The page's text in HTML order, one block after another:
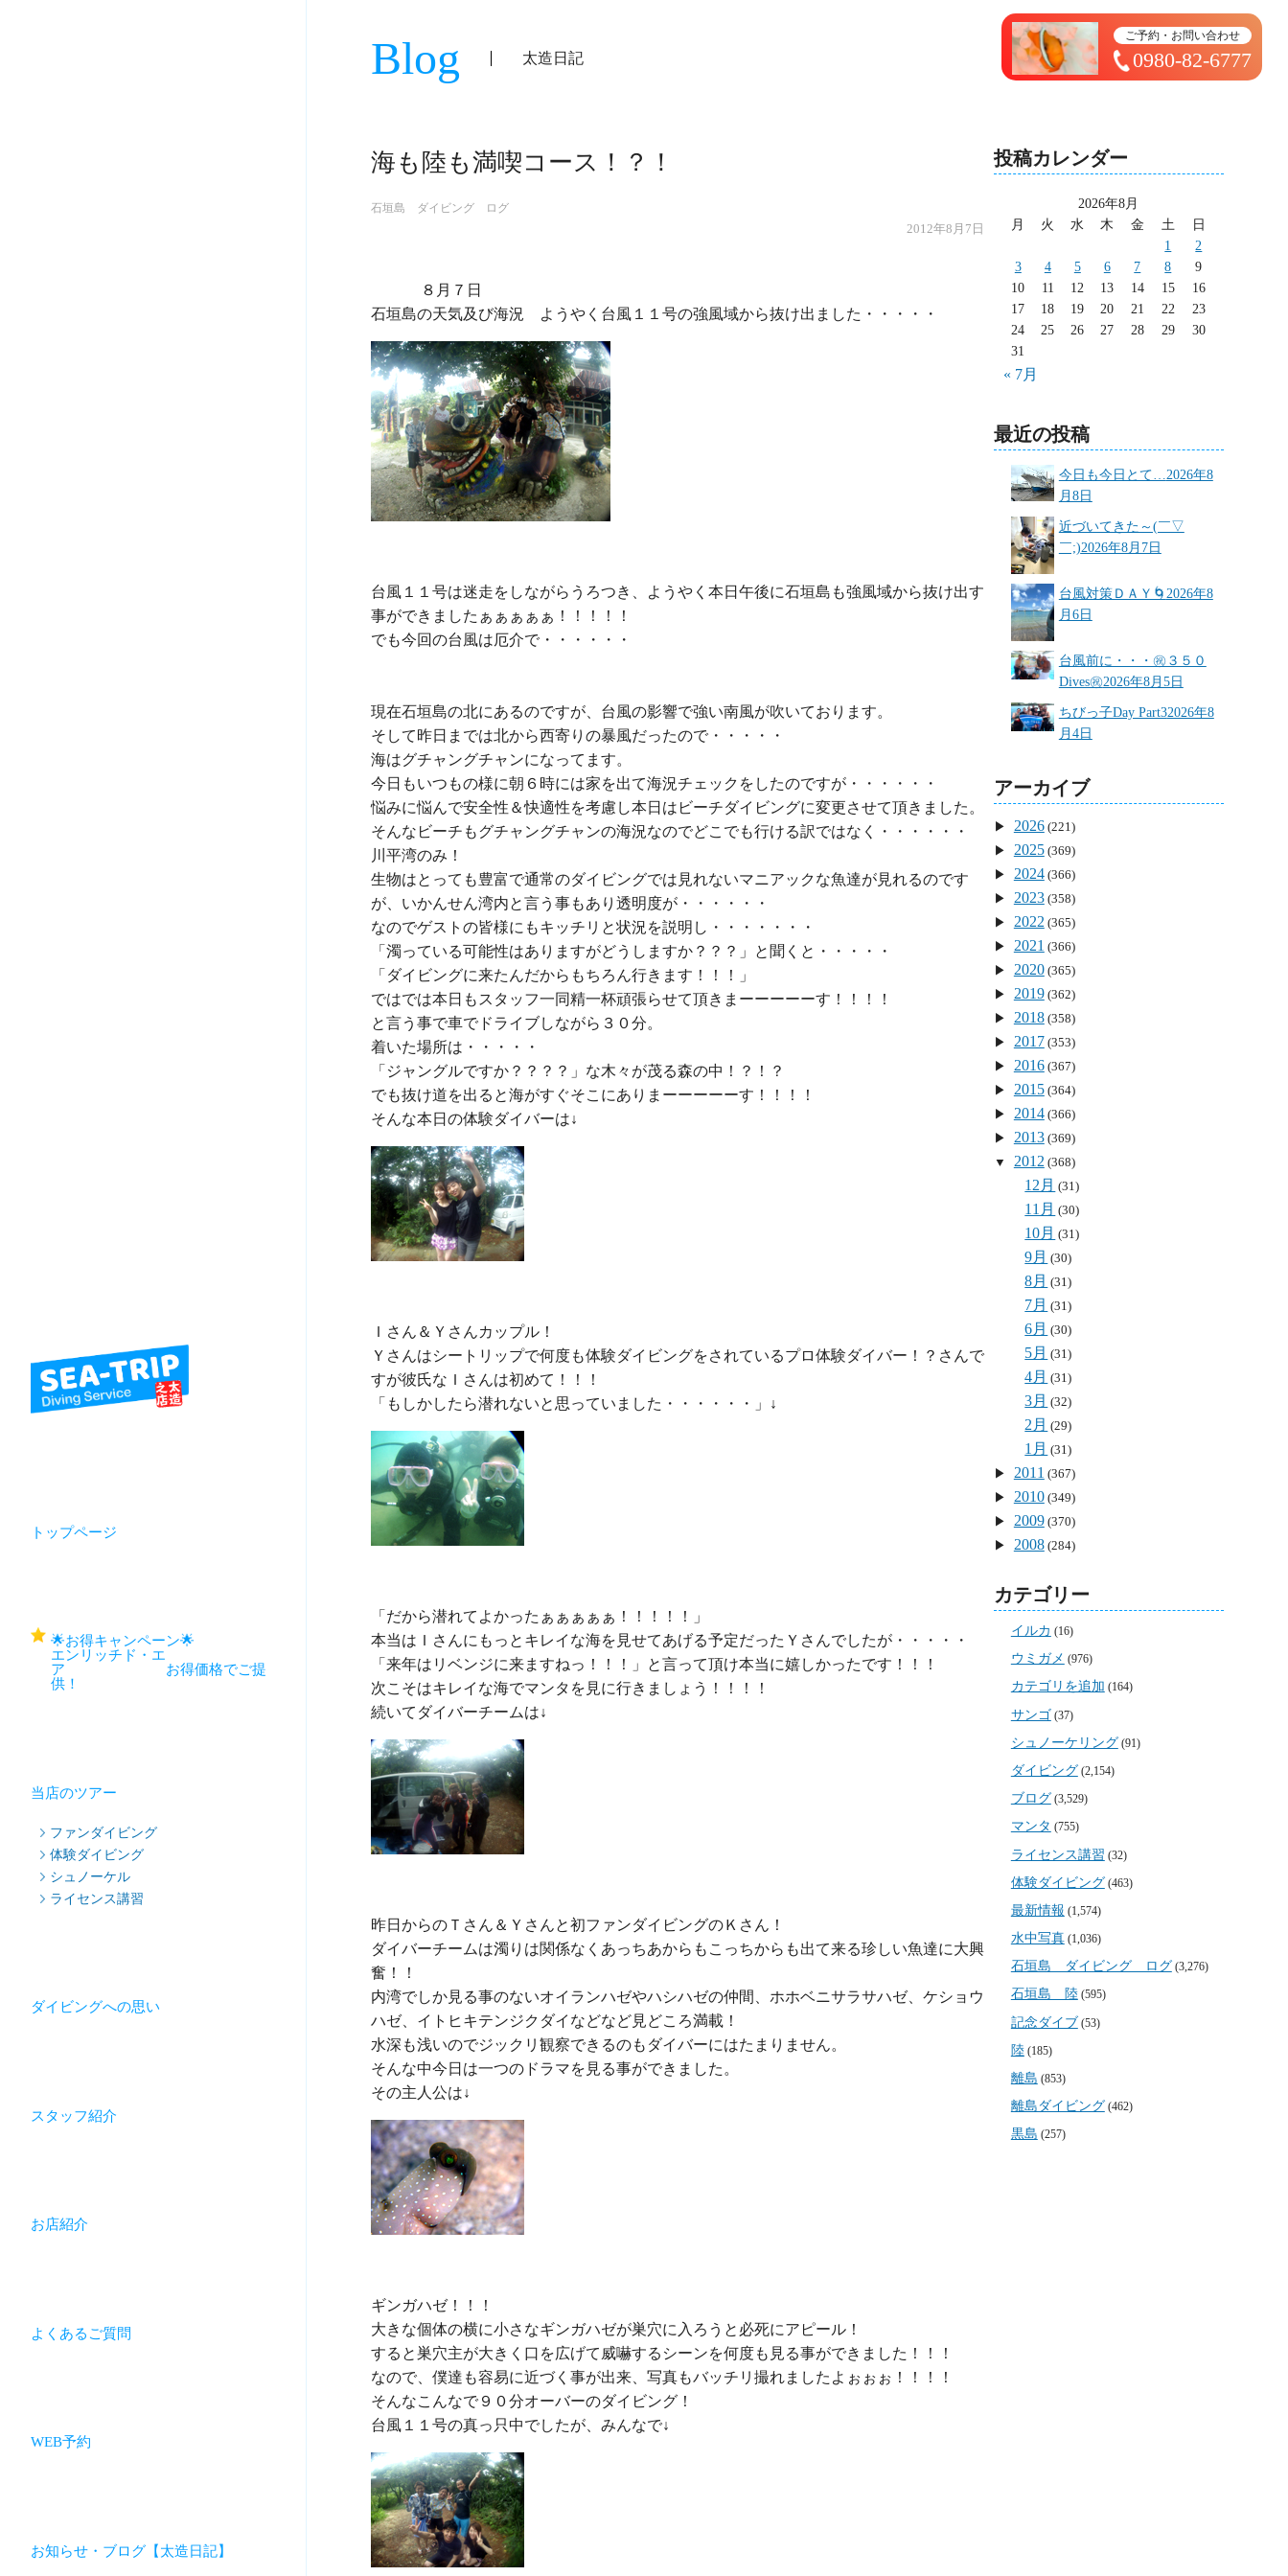
トップページ
🌟お得キャンペーン🌟
エンリッチド・エ
ア お得価格でご提
供！
当店のツアー
ファンダイビング
体験ダイビング
シュノーケル
ライセンス講習
ダイビングへの思い
スタッフ紹介
お店紹介
よくあるご質問
WEB予約
お知らせ・ブログ【太造日記】
ご予約・お問い合わせ
0980-82-6777
トップページ ＞ 太造日記
Blog 太造日記
海も陸も満喫コース！？！
石垣島 ダイビング ログ
2012年8月7日
台風１１号は迷走をしながらうろつき、ようやく本日午後に石垣島も強風域から抜け出す
事ができましたぁぁぁぁぁ！！！！！
でも今回の台風は厄介で・・・・・・
現在石垣島の北にあるのですが、台風の影響で強い南風が吹いております。
そして昨日までは北から西寄りの暴風だったので・・・・・
海はグチャングチャンになってます。
今日もいつもの様に朝６時には家を出て海況チェックをしたのですが・・・・・・
悩みに悩んで安全性＆快適性を考慮し本日はビーチダイビングに変更させて頂きました。
そんなビーチもグチャングチャンの海況なのでどこでも行ける訳ではなく・・・・・・
川平湾のみ！
生物はとっても豊富で通常のダイビングでは見れないマニアックな魚達が見れるのです
が、いかんせん湾内と言う事もあり透明度が・・・・・・
なのでゲストの皆様にもキッチリと状況を説明し・・・・・・・
「濁っている可能性はありますがどうしますか？？？」と聞くと・・・・・
「ダイビングに来たんだからもちろん行きます！！！」
ではでは本日もスタッフ一同精一杯頑張らせて頂きまーーーーーす！！！！
と言う事で車でドライブしながら３０分。
着いた場所は・・・・・
「ジャングルですか？？？？」な木々が茂る森の中！？！？
でも抜け道を出ると海がすぐそこにありまーーーーーす！！！！
Ｉさん＆Ｙさんカップル！
Ｙさんはシートリップで何度も体験ダイビングをされているプロ体験ダイバー！？さんで
すが彼氏なＩさんは初めて！！！
「だから潜れてよかったぁぁぁぁぁ！！！！！」
本当はＩさんにもっとキレイな海を見せてあげる予定だったＹさんでしたが・・・・・
「来年はリベンジに来ますねっ！！！」と言って頂け本当に嬉しかったです！！！
次こそはキレイな海でマンタを見に行きましょう！！！！
昨日からのＴさん＆Ｙさんと初ファンダイビングのＫさん！
ダイバーチームは濁りは関係なくあっちあからもこっちからも出て来る珍しい魚達に大興
奮！！
内湾でしか見る事のないオイランハゼやハシハゼの仲間、ホホベニサラサハゼ、ケショウ
ハゼ、イトヒキテンジクダイなどなど見どころ満載！
水深も浅いのでジックリ観察できるのもダイバーにはたまりません。
そんな中今日は一つのドラマを見る事ができました。
ギンガハゼ！！！
大きな個体の横に小さなギンガハゼが巣穴に入ろうと必死にアピール！
すると巣穴主が大きく口を広げて威嚇するシーンを何度も見る事ができました！！！
なので、僕達も容易に近づく事が出来、写真もバッチリ撮れましたよぉぉぉ！！！！
そんなこんなで９０分オーバーのダイビング！
投稿カレンダー
2026年8月
月
火 水 木 金 土
日
1
2
3
4 5 6 7 8
9
10
11 12 13 14 15
16
17
18 19 20 21 22
23
24
25 26 27 28 29
30
31
« 7月
最近の投稿
今日も今日とて…2026年8
月8日
近づいてきた～(￣▽
￣;)2026年8月7日
台風対策ＤＡＹ🌀 2026年8
月6日
台風前に・・・㊗３５０
Dives㊗2026年8月5日
ちびっ子Day Part32026年8
月4日
アーカイブ
2026(221)
2025(369)
2024(366)
2023(358)
2022(365)
2021 (366)
2020(365)
2019(362)
2018(358)
2017(353)
2016(367)
2015(364)
2014(366)
2013(369)
2012(368)
12月 (31)
11月 (30)
10月 (31)
9月 (30)
8月 (31)
7月 (31)
6月 (30)
5月 (31)
4月 (31)
3月 (32)
2月 (29)
1月 (31)
2011 (367)
2010(349)
2009(370)
2008(284)
カテゴリー
イルカ (16)
ウミガメ (976)
カテゴリを追加 (164)
サンゴ(37)
シュノーケリング(91)
ダイビング (2,154)
ブログ (3,529)
マンタ (755)
ライセンス講習 (32)
体験ダイビング(463)
最新情報 (1,574)
水中写真(1,036)
石垣島 ダイビング ログ (3,276)
石垣島 陸(595)
記念ダイブ (53)
陸(185)
離島 (853)
離島ダイビング (462)
黒島 (257)